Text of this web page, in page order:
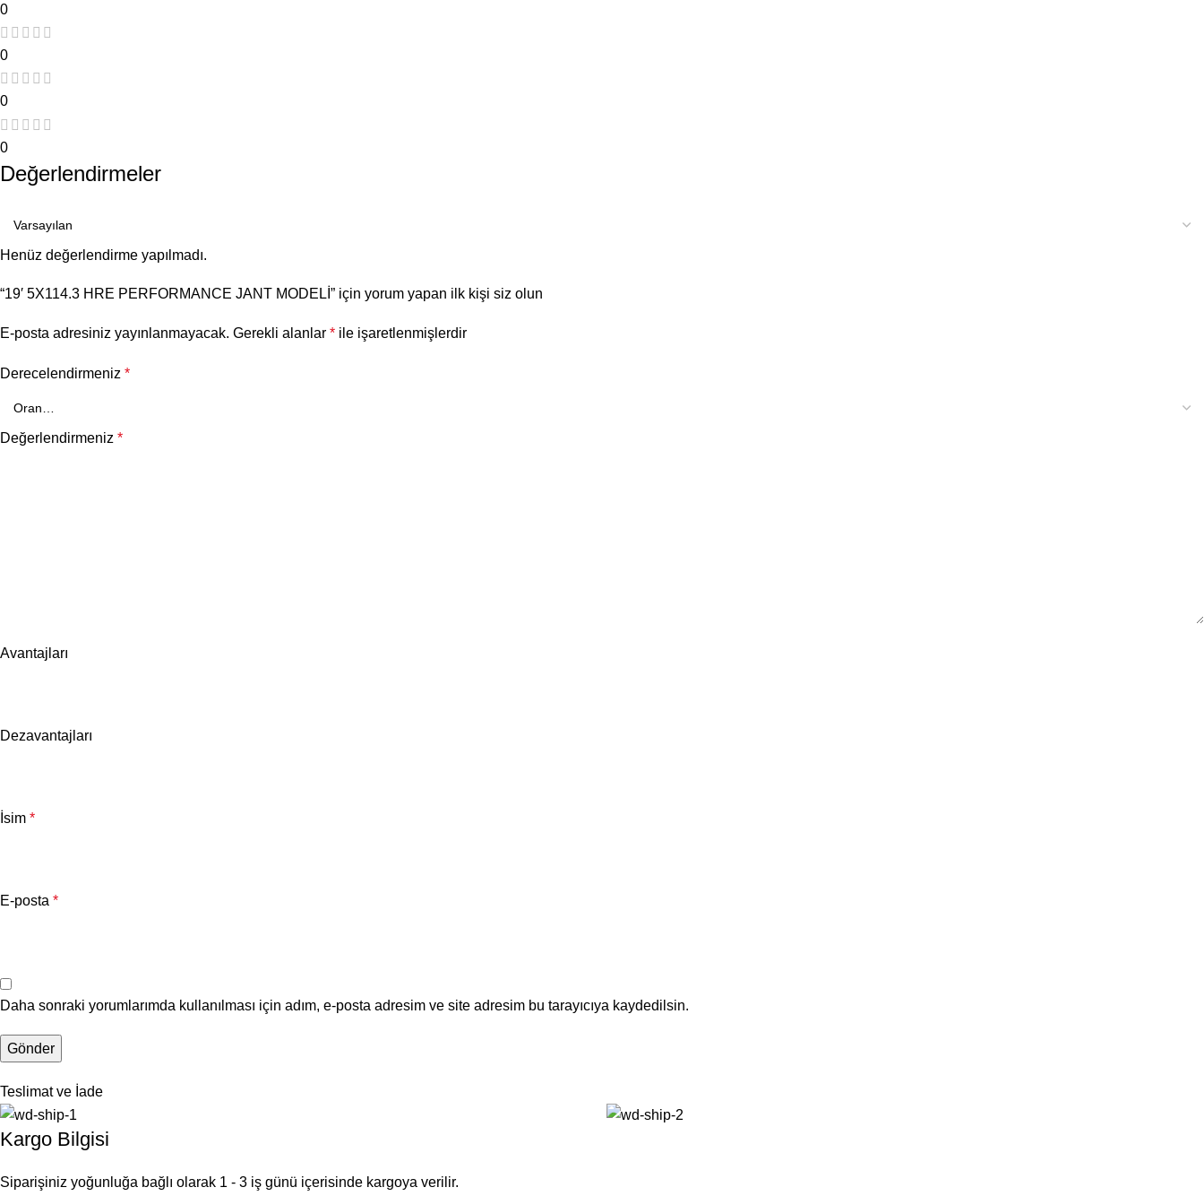
0
0
0
0
Değerlendirmeler
Henüz değerlendirme yapılmadı.
“19′ 5X114.3 HRE PERFORMANCE JANT MODELİ” için yorum yapan ilk kişi siz olun
E-posta adresiniz yayınlanmayacak. Gerekli alanlar * ile işaretlenmişlerdir
Derecelendirmeniz *
Değerlendirmeniz *
Avantajları
Dezavantajları
İsim *
E-posta *
Daha sonraki yorumlarımda kullanılması için adım, e-posta adresim ve site adresim bu tarayıcıya kaydedilsin.
Teslimat ve İade
Kargo Bilgisi
Siparişiniz yoğunluğa bağlı olarak 1 - 3 iş günü içerisinde kargoya verilir.